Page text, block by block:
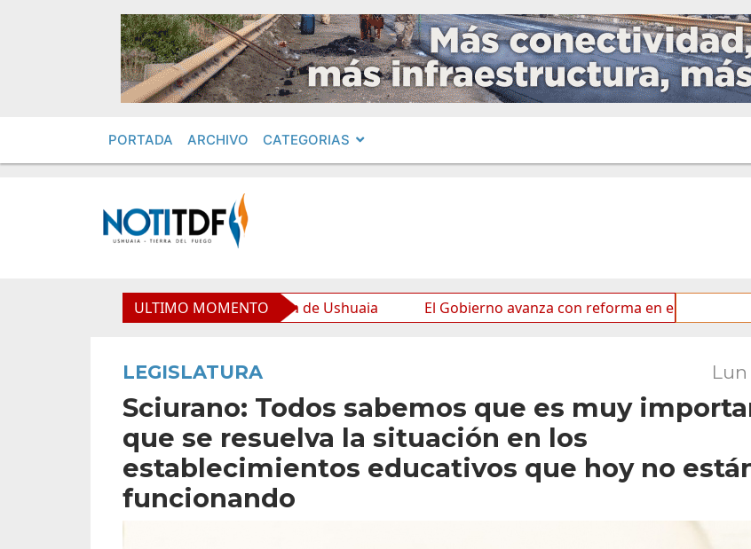
PORTADA ARCHIVO CATEGORIAS
ULTIMO MOMENTO
para la Nueva Usina de Ushuaia El Gobierno avanza con reforma en el Senado
LEGISLATURA Lun
Sciurano: Todos sabemos que es muy
que se resuelva la situación en los
establecimientos educativos que hoy no
funcionando